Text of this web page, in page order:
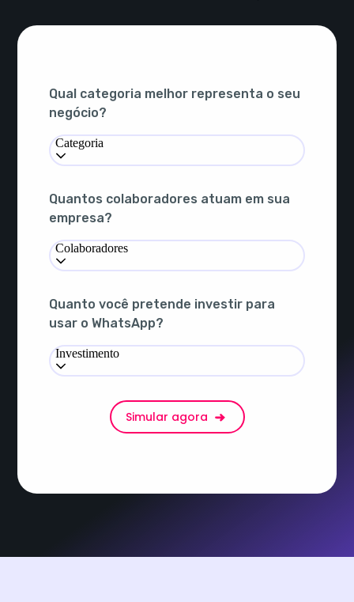
Qual categoria melhor representa o seu
negócio?
Categoria
Quantos colaboradores atuam em sua
empresa?
Colaboradores
Quanto você pretende investir para
usar o WhatsApp?
Investimento
Simular agora